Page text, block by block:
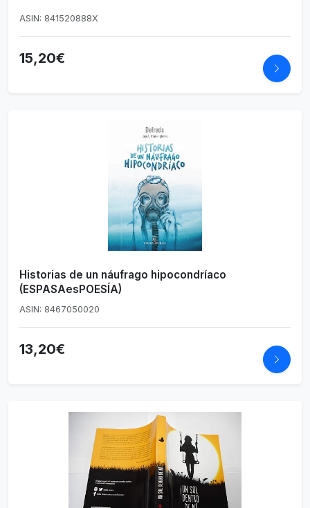
ASIN: 841520888X
15,20€
Historias de un náufrago hipocondríaco
(ESPASAesPOESÍA)
ASIN: 8467050020
13,20€